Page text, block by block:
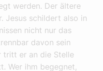
werden. Der ältere
Jesus schildert also in
nicht nur das
davon sein
tritt er an die Stelle
Wer ihm begegnet,